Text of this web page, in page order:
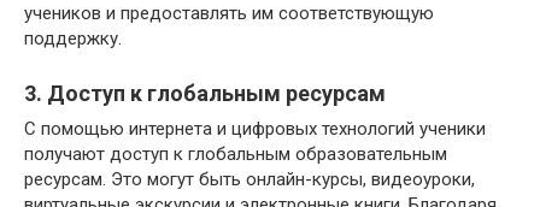
учеников и предоставлять им соответствующую
поддержку.
3. Доступ к глобальным ресурсам
С помощью интернета и цифровых технологий ученики
получают доступ к глобальным образовательным
ресурсам. Это могут быть онлайн-курсы, видеоуроки,